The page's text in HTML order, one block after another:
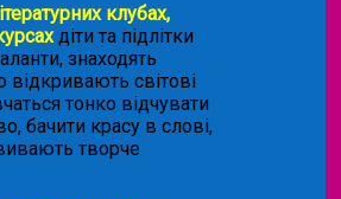
клубах,
діти та підлітки
знаходять
відкривають світові
тонко відчувати
бачити красу в слові,
творче